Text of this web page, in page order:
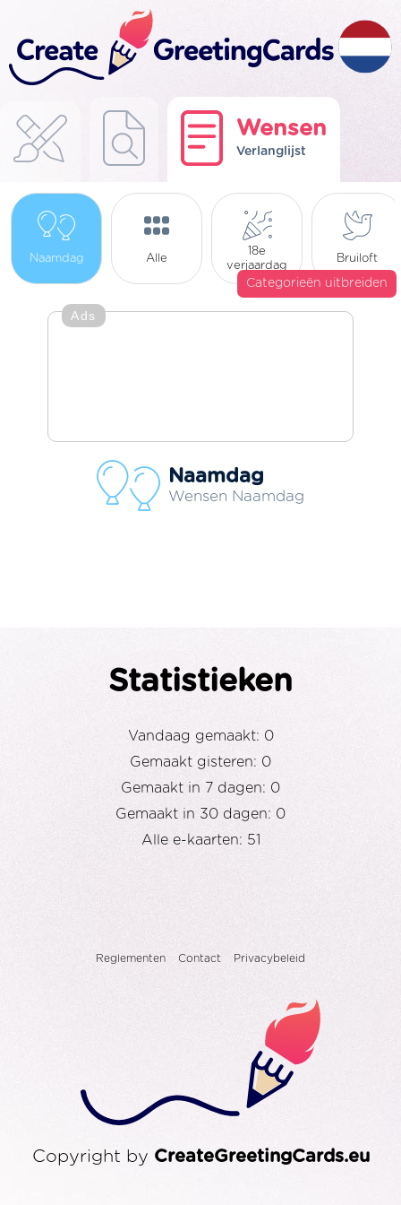
Wensen
Verlanglijst
Naamdag Alle
18e
verjaardag
Bruiloft
Categorieën uitbreiden
Ads
Naamdag
Wensen Naamdag
Statistieken
Vandaag gemaakt: 0
Gemaakt gisteren: 0
Gemaakt in 7 dagen: 0
Gemaakt in 30 dagen: 0
Alle e-kaarten: 51
Reglementen Contact Privacybeleid
Copyright by CreateGreetingCards.eu